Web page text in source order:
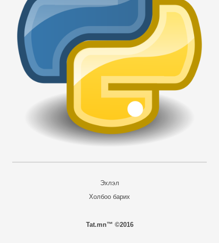
Эхлэл
Холбоо барих
Tat.mn™ ©2016